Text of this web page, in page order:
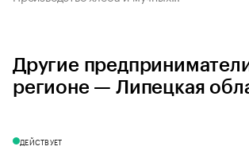
Другие
регионе — Липецкая
ДЕЙСТВУЕТ